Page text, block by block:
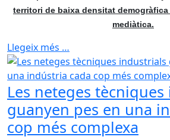
territori de baixa densitat
mediàtica.
Llegeix més …
Les neteges
guanyen pes en una
cop més complexa